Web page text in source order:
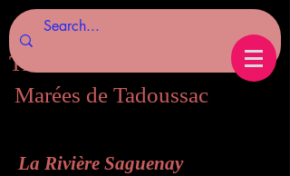
Tides of Tadoussac.com
Marées de Tadoussac
La Rivière Saguenay